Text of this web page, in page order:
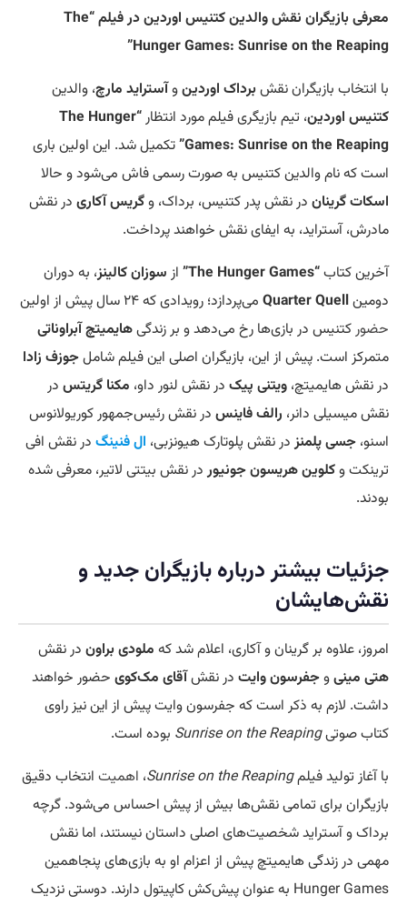
معرفی بازیگران نقش والدین کتنیس اوردین در فیلم “The
Hunger Games: Sunrise on the Reaping”
با انتخاب بازیگران نقشبرداک اوردینوآستراید مارچ، والدین
کتنیس اوردین، تیم بازیگری فیلم مورد انتظار “The Hunger
Games: Sunrise on the Reaping” تکمیل شد. این اولین باری
است که نام والدین کتنیس به صورت رسمی فاش می‌شود و حالا
اسکات گرینان در نقش پدر کتنیس، برداک، وگریس آکاری در نقش
مادرش، آستراید، به ایفای نقش خواهند پرداخت.
آخرین کتاب“The Hunger Games” از سوزان کالینز، به دوران
دومینQuarter Quell می‌پردازد؛ رویدادی که ۲۴ سال پیش از اولین
حضور کتنیس در بازی‌ها رخ می‌دهد و بر زندگیهایمیتچ آبراوناتی
متمرکز است. پیش از این، بازیگران اصلی این فیلم شاملجوزف زادا
در نقش هایمیتچ، ویتنی پیک در نقش لنور داو، مکنا گریتس در
نقش میسیلی دانر، رالف فاینس در نقش رئیس‌جمهور کوریولانوس
اسنو، جسی پلمنز در نقش پلوتارک هیونزبی، ال فنینگ در نقش افی
ترینکت وکلوین هریسون جونیور در نقش بیتتی لاتیر، معرفی شده
بودند.
جزئیات بیشتر درباره بازیگران جدید و
نقش‌هایشان
امروز، علاوه بر گرینان و آکاری، اعلام شد که ملودی براون در نقش
هتی مینیوجفرسون وایت در نقشآقای مک‌کوی حضور خواهند
داشت. لازم به ذکر است که جفرسون وایت پیش از این نیز راوی
کتاب صوتیSunrise on the Reaping بوده است.
با آغاز تولید فیلمSunrise on the Reaping، اهمیت انتخاب دقیق
بازیگران برای تمامی نقش‌ها بیش از پیش احساس می‌شود. گرچه
برداک و آستراید شخصیت‌های اصلی داستان نیستند، اما نقش
مهمی در زندگی هایمیتچ پیش از اعزام او به بازی‌های پنجاهمین
Hunger Games به عنوان پیش‌کش کاپیتول دارند. دوستی نزدیک